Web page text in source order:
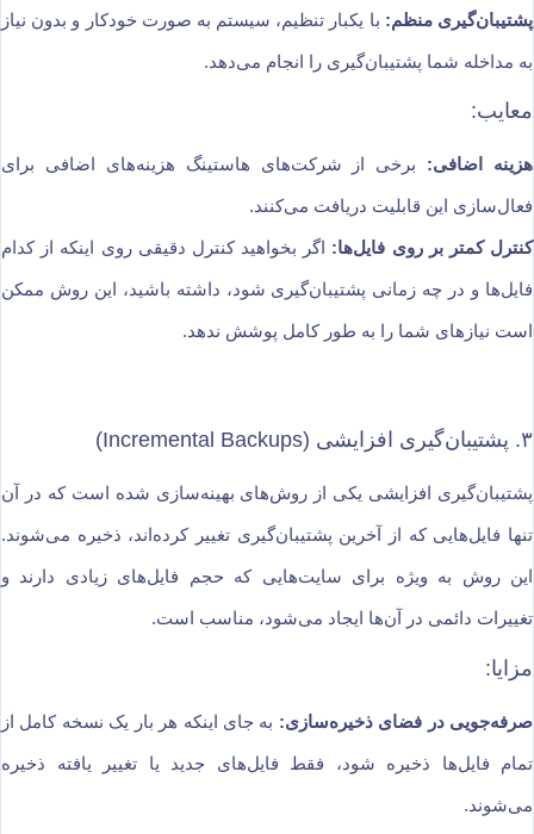
پشتیبان‌گیری منظم: با یکبار تنظیم، سیستم به صورت خودکار و بدون نیاز
به مداخله شما پشتیبان‌گیری را انجام می‌دهد.
معایب:
هزینه اضافی: برخی از شرکت‌های هاستینگ هزینه‌های اضافی برای
فعال‌سازی این قابلیت دریافت می‌کنند.
کنترل کمتر بر روی فایل‌ها: اگر بخواهید کنترل دقیقی روی اینکه از کدام
فایل‌ها و در چه زمانی پشتیبان‌گیری شود، داشته باشید، این روش ممکن
است نیازهای شما را به طور کامل پوشش ندهد.
۳. پشتیبان‌گیری افزایشی (Incremental Backups)
پشتیبان‌گیری افزایشی یکی از روش‌های بهینه‌سازی شده است که در آن
تنها فایل‌هایی که از آخرین پشتیبان‌گیری تغییر کرده‌اند، ذخیره می‌شوند.
این روش به ویژه برای سایت‌هایی که حجم فایل‌های زیادی دارند و
تغییرات دائمی در آن‌ها ایجاد می‌شود، مناسب است.
مزایا:
صرفه‌جویی در فضای ذخیره‌سازی: به جای اینکه هر بار یک نسخه کامل از
تمام فایل‌ها ذخیره شود، فقط فایل‌های جدید یا تغییر یافته ذخیره
می‌شوند.